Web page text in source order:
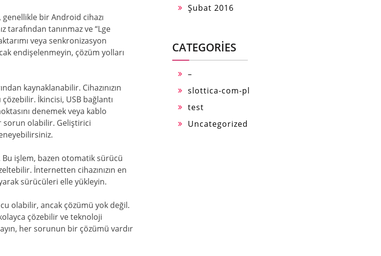
bir Android cihazı
tarafından tanınmaz ve “Lge
veya senkronizasyon
endişelenmeyin, çözüm yolları
kaynaklanabilir. Cihazınızın
İkincisi, USB bağlantı
denemek veya kablo
sorun olabilir. Geliştirici
işlem, bazen otomatik sürücü
İnternetten cihazınızın en
sürücüleri elle yükleyin.
olabilir, ancak çözümü yok değil.
çözebilir ve teknoloji
her sorunun bir çözümü vardır
Şubat 2016
CATEGORIES
–
slottica-com-pl
test
Uncategorized